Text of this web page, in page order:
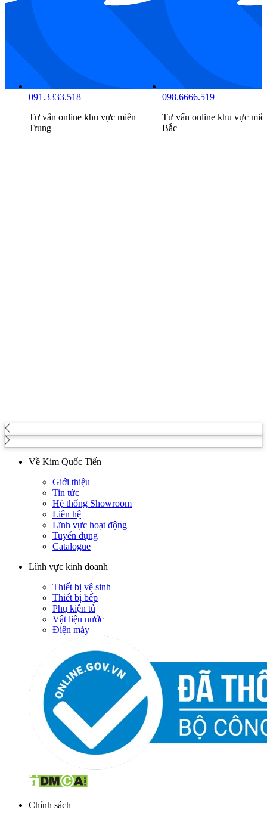
miền
091.3333.518
Tư vấn online khu vực
miền
098.6666.519
Tư vấn online khu
Về Kim Quốc Tiến
Giới thiệu
Tin tức
Hệ thống Showroom
Liên hệ
Lĩnh vực hoạt động
Tuyển dụng
Catalogue
Lĩnh vực kinh doanh
Thiết bị vệ sinh
Thiết bị bếp
Phụ kiện tủ
Vật liệu nước
Điện máy
Chính sách